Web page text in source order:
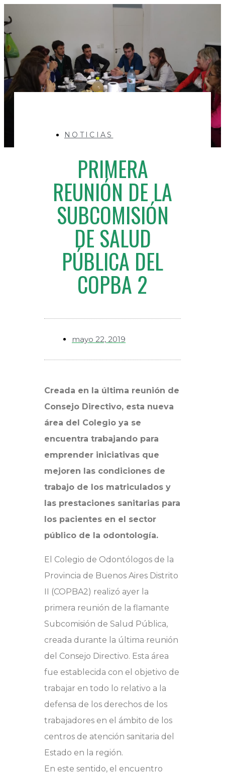
NOTICIAS
PRIMERA
REUNIÓN DE LA
SUBCOMISIÓN
DE SALUD
PÚBLICA DEL
COPBA 2
mayo 22, 2019
Creada en la última reunión de
Consejo Directivo, esta nueva
área del Colegio ya se
encuentra trabajando para
emprender iniciativas que
mejoren las condiciones de
trabajo de los matriculados y
las prestaciones sanitarias para
los pacientes en el sector
público de la odontología.
El Colegio de Odontólogos de la
Provincia de Buenos Aires Distrito
II (COPBA2) realizó ayer la
primera reunión de la flamante
Subcomisión de Salud Pública,
creada durante la última reunión
del Consejo Directivo. Esta área
fue establecida con el objetivo de
trabajar en todo lo relativo a la
defensa de los derechos de los
trabajadores en el ámbito de los
centros de atención sanitaria del
Estado en la región.
En este sentido, el encuentro